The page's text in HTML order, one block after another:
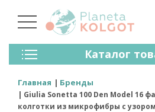
Каталог
Колготки
Чулки
Лосины (леггинсы)
Носки И Гольфы
Главная Бренды
Giulia Sonetta 100 Den Model 16
колготки из микрофибры с